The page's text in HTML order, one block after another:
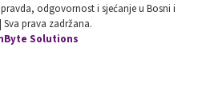
odgovornost i sjećanje u Bosni i
Sva prava zadržana.
Solutions